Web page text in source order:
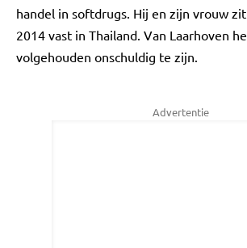
handel in softdrugs. Hij en zijn vrouw
2014 vast in Thailand. Van Laarhoven
volgehouden onschuldig te zijn.
Advertentie